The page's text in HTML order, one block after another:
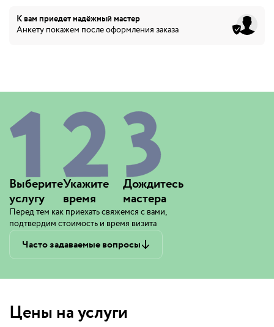
К вам приедетнадёжный мастер
Анкету покажем после оформления заказа
Выберите
услугу
Укажите
время
Дождитесь
мастера
Перед тем как приехать свяжемся с вами,
подтвердим стоимость и время визита
Часто задаваемые вопросы
Цены на услуги